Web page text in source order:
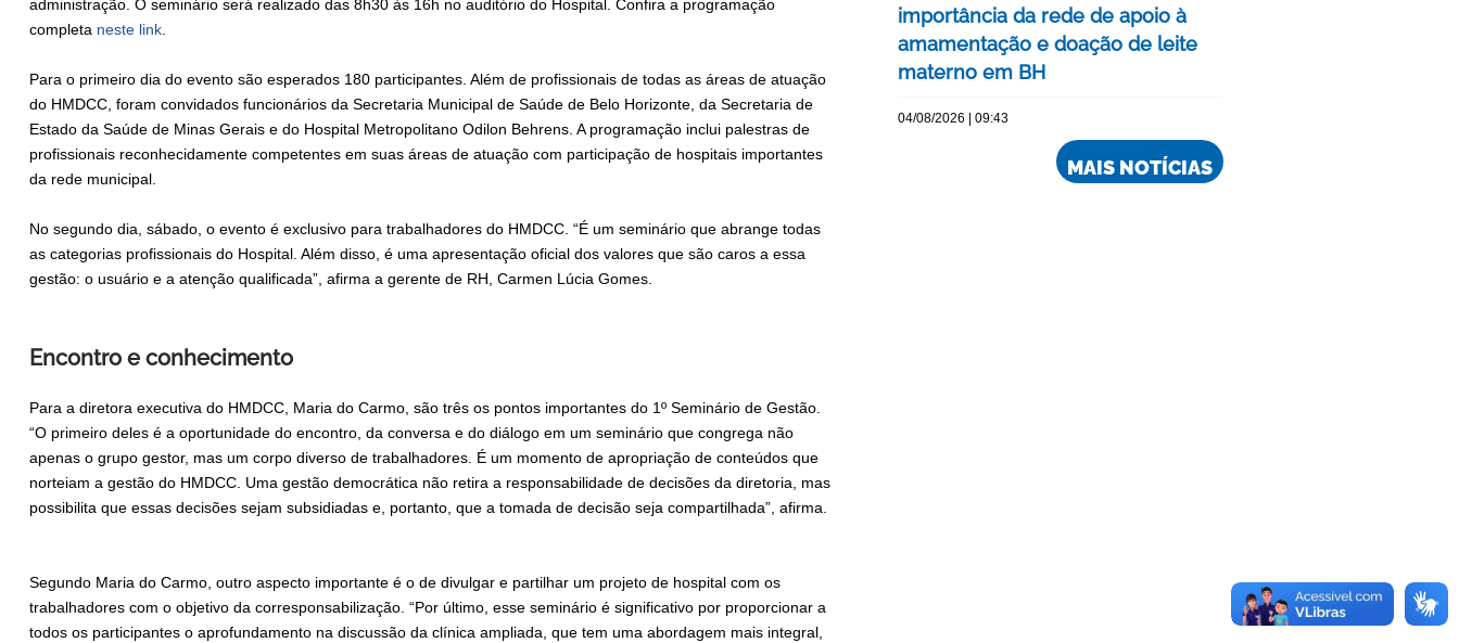
administração. O seminário será realizado das 8h30 às 16h no auditório do Hospital. Confira a programação
completa neste link.
Para o primeiro dia do evento são esperados 180 participantes. Além de profissionais de todas as áreas de atuação
do HMDCC, foram convidados funcionários da Secretaria Municipal de Saúde de Belo Horizonte, da Secretaria de
Estado da Saúde de Minas Gerais e do Hospital Metropolitano Odilon Behrens. A programação inclui palestras de
profissionais reconhecidamente competentes em suas áreas de atuação com participação de hospitais importantes
da rede municipal.
No segundo dia, sábado, o evento é exclusivo para trabalhadores do HMDCC. “É um seminário que abrange todas
as categorias profissionais do Hospital. Além disso, é uma apresentação oficial dos valores que são caros a essa
gestão: o usuário e a atenção qualificada”, afirma a gerente de RH, Carmen Lúcia Gomes.
Encontro e conhecimento
Para a diretora executiva do HMDCC, Maria do Carmo, são três os pontos importantes do 1º Seminário de Gestão.
“O primeiro deles é a oportunidade do encontro, da conversa e do diálogo em um seminário que congrega não
apenas o grupo gestor, mas um corpo diverso de trabalhadores. É um momento de apropriação de conteúdos que
norteiam a gestão do HMDCC. Uma gestão democrática não retira a responsabilidade de decisões da diretoria, mas
possibilita que essas decisões sejam subsidiadas e, portanto, que a tomada de decisão seja compartilhada”, afirma.
Segundo Maria do Carmo, outro aspecto importante é o de divulgar e partilhar um projeto de hospital com os
trabalhadores com o objetivo da corresponsabilização. “Por último, esse seminário é significativo por proporcionar a
todos os participantes o aprofundamento na discussão da clínica ampliada, que tem uma abordagem mais integral,
importância da rede de apoio à
amamentação e doação de leite
materno em BH
04/08/2026 | 09:43
MAIS NOTÍCIAS